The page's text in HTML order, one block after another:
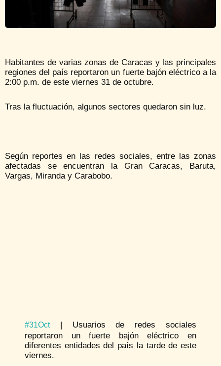
Habitantes de varias zonas de Caracas y las principales
regiones del país reportaron un fuerte bajón eléctrico a la
2:00 p.m. de este viernes 31 de octubre.
Tras la fluctuación, algunos sectores quedaron sin luz.
Según reportes en las redes sociales, entre las zonas
afectadas se encuentran la Gran Caracas, Baruta,
Vargas, Miranda y Carabobo.
#31Oct| Usuarios de redes sociales
reportaron un fuerte bajón eléctrico en
diferentes entidades del país la tarde de este
viernes.